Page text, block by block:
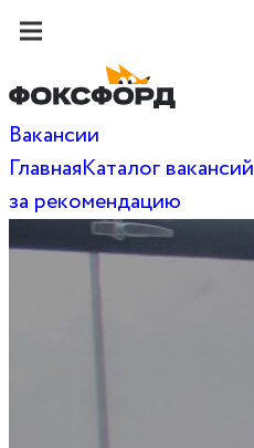
Вакансии
ГлавнаяКаталог вакансий
за рекомендацию